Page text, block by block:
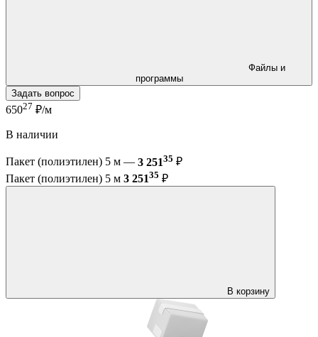
программы
Задать вопрос
65027 ₽/м
В наличии
Пакет (полиэтилен) 5 м — 3 25135 ₽
Пакет (полиэтилен) 5 м 3 25135 ₽
В корзину